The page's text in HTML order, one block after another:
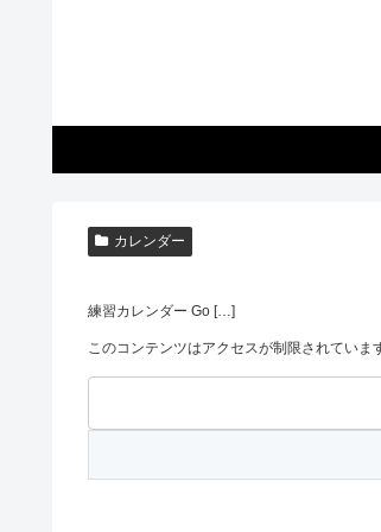
カレンダー
練習カレンダー Go […]
このコンテンツはアクセスが制限されていま